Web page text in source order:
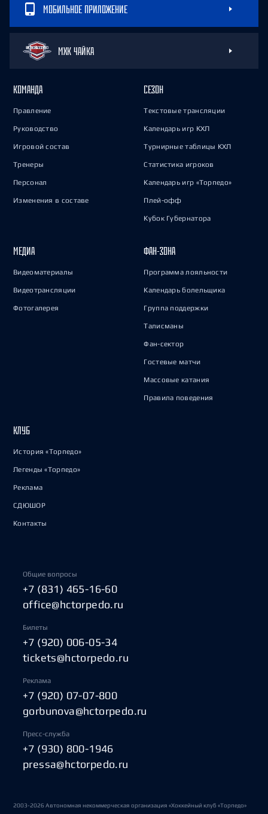
МОБИЛЬНОЕ ПРИЛОЖЕНИЕ
МХК ЧАЙКА
КОМАНДА
Правление
Руководство
Игровой состав
Тренеры
Персонал
Изменения в составе
СЕЗОН
Текстовые трансляции
Календарь игр КХЛ
Турнирные таблицы КХЛ
Статистика игроков
Календарь игр «Торпедо»
Плей-офф
Кубок Губернатора
МЕДИА
Видеоматериалы
Видеотрансляции
Фотогалерея
ФАН-ЗОНА
Программа лояльности
Календарь болельщика
Группа поддержки
Талисманы
Фан-сектор
Гостевые матчи
Массовые катания
Правила поведения
КЛУБ
История «Торпедо»
Легенды «Торпедо»
Реклама
СДЮШОР
Контакты
Общие вопросы
+7 (831) 465-16-60
office@hctorpedo.ru
Билеты
+7 (920) 006-05-34
tickets@hctorpedo.ru
Реклама
+7 (920) 07-07-800
gorbunova@hctorpedo.ru
Пресс-служба
+7 (930) 800-1946
pressa@hctorpedo.ru
2003-2026 Автономная некоммерческая организация «Хоккейный клуб «Торпедо»